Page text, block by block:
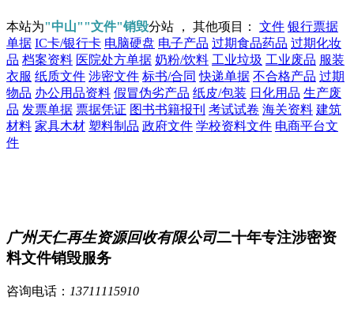
本站为"中山""文件"销毁分站 ， 其他项目： 文件 银行票据
单据 IC卡/银行卡 电脑硬盘 电子产品 过期食品药品 过期化妆
品 档案资料 医院处方单据 奶粉/饮料 工业垃圾 工业废品 服装
衣服 纸质文件 涉密文件 标书/合同 快递单据 不合格产品 过期
物品 办公用品资料 假冒伪劣产品 纸皮/包装 日化用品 生产废
品 发票单据 票据凭证 图书书籍报刊 考试试卷 海关资料 建筑
材料 家具木材 塑料制品 政府文件 学校资料文件 电商平台文
件
广州天仁再生资源回收有限公司二十年专注涉密资
料文件销毁服务
咨询电话： 13711115910